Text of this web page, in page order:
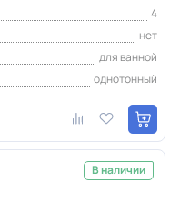
4
нет
для ванной
однотонный
В наличии